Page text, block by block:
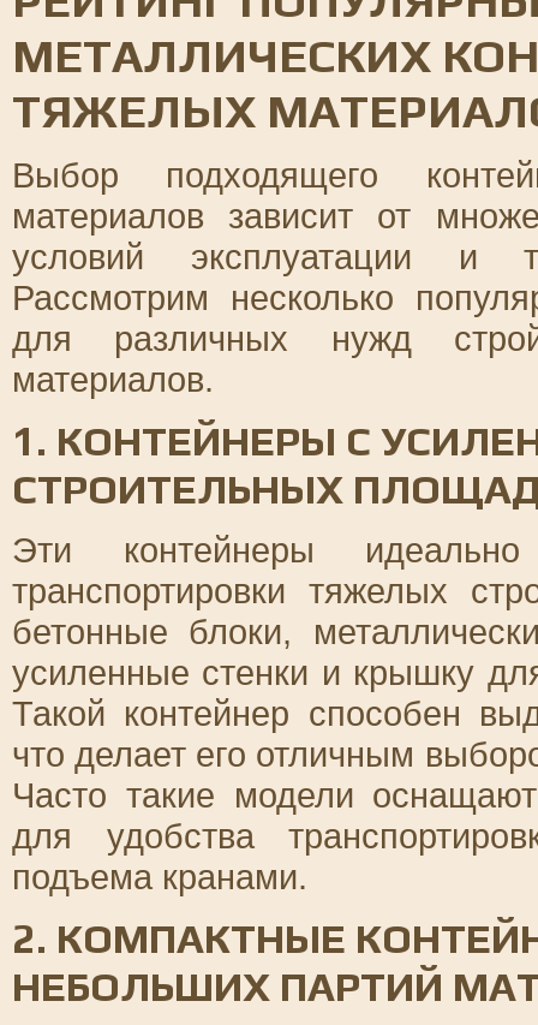
МЕТАЛЛИЧЕСКИХ
ТЯЖЕЛЫХ
Выбор подходящего
материалов зависит от
условий эксплуатации и
Рассмотрим несколько
для различных нужд
материалов.
1. КОНТЕЙНЕРЫ С
СТРОИТЕЛЬНЫХ
Эти контейнеры
транспортировки тяжелых
бетонные блоки,
усиленные стенки и крышку
Такой контейнер способен
что делает его отличным
Часто такие модели
для удобства
подъема кранами.
2. КОМПАКТНЫЕ
НЕБОЛЬШИХ ПАРТИЙ